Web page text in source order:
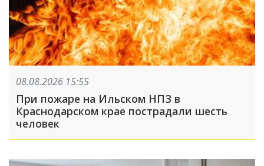
08.08.2026 15:55
При пожаре на Ильском НПЗ в
Краснодарском крае пострадали шесть
человек